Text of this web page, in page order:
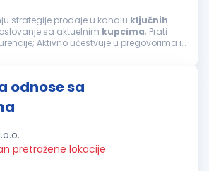
strategije prodaje u kanalu ključnih
sa aktuelnim kupcima; Prati
Aktivno učestvuje u pregovorima ili
odnose sa
pretražene lokacije